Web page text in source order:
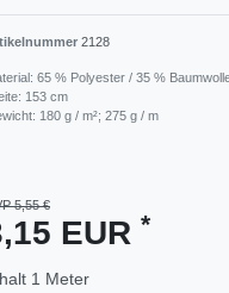
2128
65 % Polyester / 35 %
153 cm
180 g / m²; 275 g / m
5,55 €
EUR *
1 Meter